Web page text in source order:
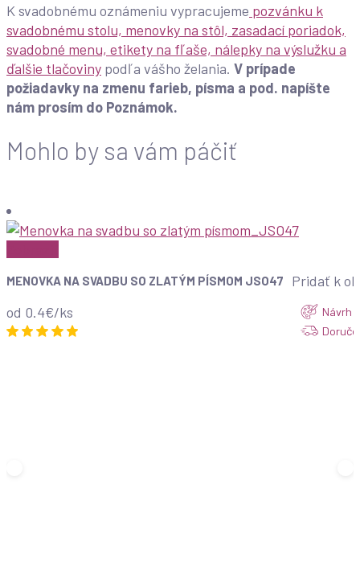
K svadobnému oznámeniu vypracujeme pozvánku k
svadobnému stolu, menovky na stôl, zasadací poriadok,
svadobné menu, etikety na fľaše, nálepky na výslužku a
ďalšie tlačoviny podľa vášho želania. V prípade
požiadavky na zmenu farieb, písma a pod. napíšte
nám prosím do Poznámok.
Mohlo by sa vám páčiť
MENOVKA NA SVADBU SO ZLATÝM PÍSMOM JSO47
Pridať k
od 0.4€/ks
Návrh